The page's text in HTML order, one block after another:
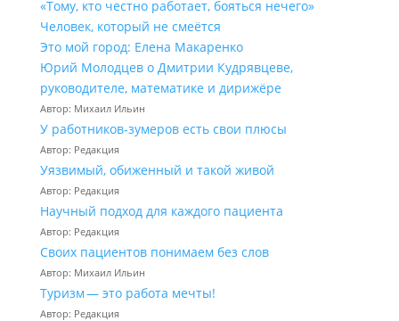
«Тому, кто честно работает, бояться нечего»
Человек, который не смеётся
Это мой город: Елена Макаренко
Юрий Молодцев о Дмитрии Кудрявцеве,
руководителе, математике и дирижёре
Автор: Михаил Ильин
У работников‑зумеров есть свои плюсы
Автор: Редакция
Уязвимый, обиженный и такой живой
Автор: Редакция
Научный подход для каждого пациента
Автор: Редакция
Своих пациентов понимаем без слов
Автор: Михаил Ильин
Туризм — это работа мечты!
Автор: Редакция